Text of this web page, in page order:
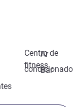
Centro de
fitness
Ar
condicionado
Bar